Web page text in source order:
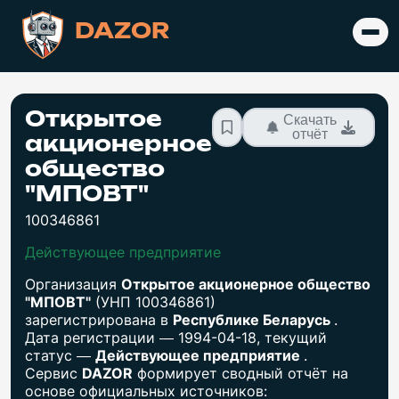
DAZOR
Открытое
акционерное
общество
"МПОВТ"
100346861
Скачать
отчёт
Действующее предприятие
Организация Открытое акционерное общество
"МПОВТ" (УНП 100346861)
зарегистрирована в Республике Беларусь .
Дата регистрации — 1994-04-18, текущий
статус — Действующее предприятие .
Сервис DAZOR формирует сводный отчёт на
основе официальных источников: